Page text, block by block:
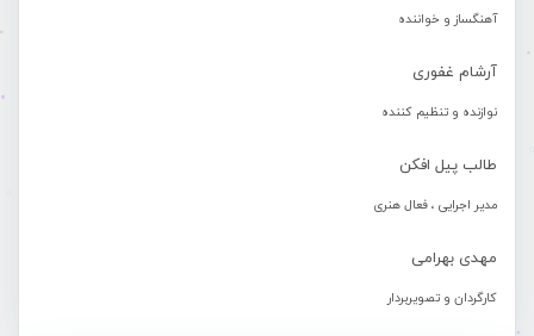
آهنگساز و خواننده
آرشام غفوری
نوازنده و تنظیم کننده
طالب پیل افکن
مدیر اجرایی ، فعال هنری
مهدی بهرامی
کارگردان و تصویربردار